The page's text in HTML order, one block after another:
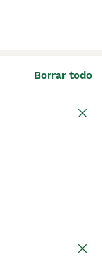
Borrar todo